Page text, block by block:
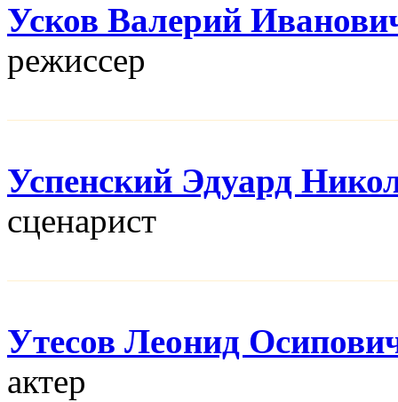
Усков Валерий
режисcер
Успенский Эдуард
сценарист
Утесов Леонид
актер